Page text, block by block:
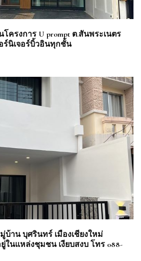
ครงการ U prompt ต.สันพระเนตร
ร์นิเจอร์บิ้วอินทุกชั้น
บ้าน บุศรินทร์ เมืองเชียงใหม่
ในแหล่งชุมชน เงียบสงบ โทร 088-